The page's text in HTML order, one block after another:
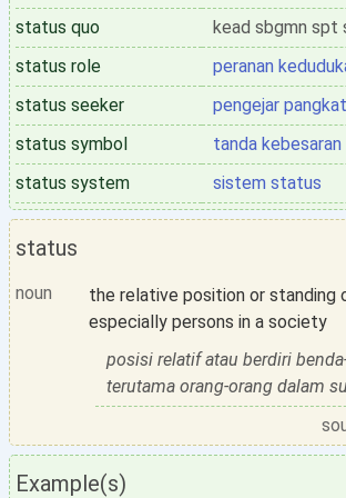
status quo
kead sbgmn spt
status role
peranan
status seeker
pengejar pangkat
status symbol
tanda kebesaran
status system
sistem status
status
noun
the relative position or standing
especially persons in a society
posisi relatif atau berdiri
terutama orang-orang dalam
Example(s)